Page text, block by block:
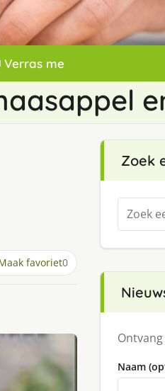
Verras me
favoriet0
Zoek
Zoeken
naar:
Naam